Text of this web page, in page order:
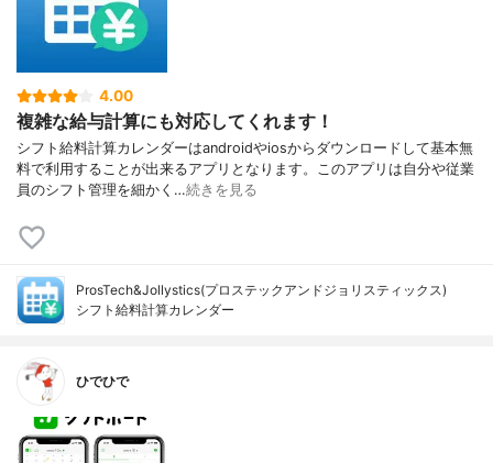
4.00
複雑な給与計算にも対応してくれます！
シフト給料計算カレンダーはandroidやiosからダウンロードして基本無
料で利用することが出来るアプリとなります。このアプリは自分や従業
員のシフト管理を細かく…続きを見る
ProsTech&Jollystics(プロステックアンドジョリスティックス)
シフト給料計算カレンダー
ひでひで